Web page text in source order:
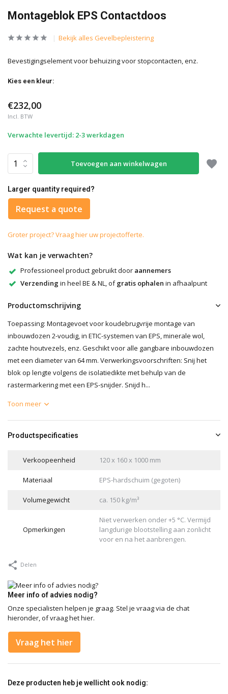
Montageblok EPS Contactdoos
Bekijk alles Gevelbepleistering
Bevestigingselement voor behuizing voor stopcontacten, enz.
Kies een kleur:
€232,00
Incl. BTW
Verwachte levertijd: 2-3 werkdagen
Toevoegen aan winkelwagen
Larger quantity required?
Request a quote
Groter project? Vraag hier uw projectofferte.
Wat kan je verwachten?
Professioneel product gebruikt door aannemers
Verzending in heel BE & NL, ofgratis ophalen in afhaalpunt
Productomschrijving
Toepassing: Montagevoet voor koudebrugvrije montage van
inbouwdozen 2-voudig, in ETIC-systemen van EPS, minerale wol,
zachte houtvezels, enz. Geschikt voor alle gangbare inbouwdozen
met een diameter van 64 mm. Verwerkingsvoorschriften: Snij het
blok op lengte volgens de isolatiedikte met behulp van de
rastermarkering met een EPS-snijder. Snijd h...
Toon meer
Productspecificaties
Verkoopeenheid 120 x 160 x 1000 mm
Materiaal EPS-hardschuim (gegoten)
Volumegewicht ca. 150 kg/m³
Opmerkingen
Niet verwerken onder +5 °C. Vermijd
langdurige blootstelling aan zonlicht
voor en na het aanbrengen.
Delen
Meer info of advies nodig?
Onze specialisten helpen je graag. Stel je vraag via de chat
hieronder, of vraag het hier.
Vraag het hier
Deze producten heb je wellicht ook nodig: